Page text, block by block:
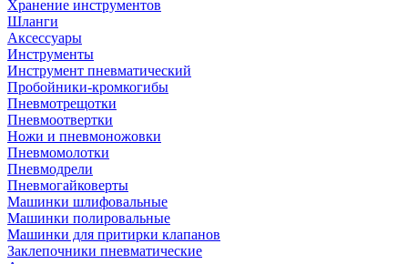
Хранение инструментов
Шланги
Аксессуары
Инструменты
Инструмент пневматический
Пробойники-кромкогибы
Пневмотрещотки
Пневмоотвертки
Ножи и пневмоножовки
Пневмомолотки
Пневмодрели
Пневмогайковерты
Машинки шлифовальные
Машинки полировальные
Машинки для притирки клапанов
Заклепочники пневматические